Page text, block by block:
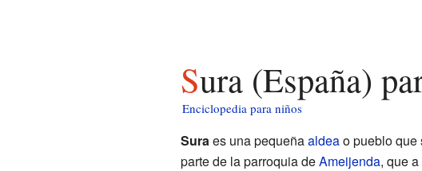
Sura (España)
Enciclopedia para niños
Suraes una pequeñaaldeao pueblo que
parte de la parroquia deAmeijenda, que